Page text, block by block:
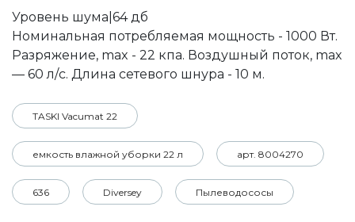
Уровень шума|64 дб
Номинальная потребляемая мощность - 1000 Вт.
Разряжение, max - 22 кпа. Воздушный поток, max
— 60 л/с. Длина сетевого шнура - 10 м.
TASKI Vacumat 22
емкость влажной уборки 22 л арт. 8004270
636 Diversey Пылеводососы